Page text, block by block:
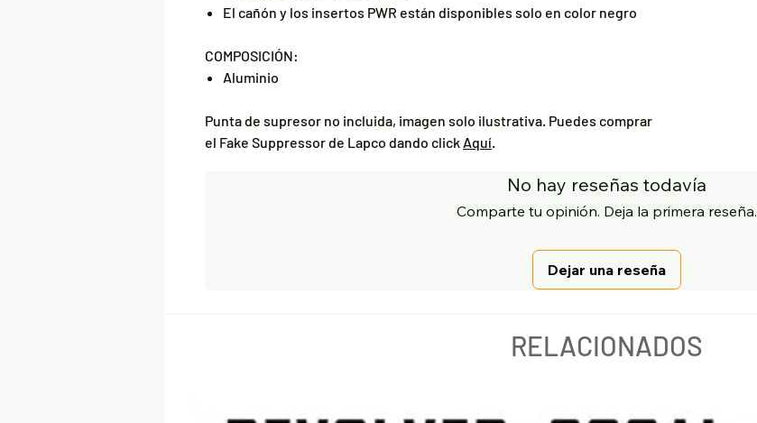
El cañón y los insertos PWR están disponibles solo en color negro
COMPOSICIÓN:
Aluminio
Punta de supresor no incluida, imagen solo ilustrativa. Puedes comprar
el Fake Suppressor de Lapco dando click Aquí.
No hay reseñas todavía
Comparte tu opinión. Deja la primera reseña.
Dejar una reseña
RELACIONADOS